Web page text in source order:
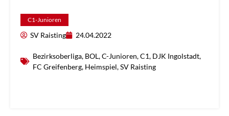
C1-Junioren
SV Raisting 24.04.2022
Bezirksoberliga, BOL,C-Junioren,C1, DJK Ingolstadt,
FC Greifenberg, Heimspiel,SV Raisting